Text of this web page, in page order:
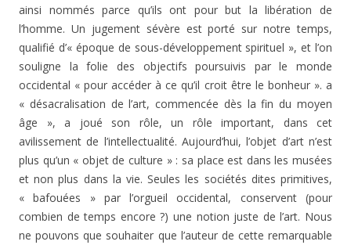
ainsi nommés parce qu’ils ont pour but la libération de
l’homme. Un jugement sévère est porté sur notre temps,
qualifié d’« époque de sous-développement spirituel », et l’on
souligne la folie des objectifs poursuivis par le monde
occidental « pour accéder à ce qu’il croit être le bonheur ». a
« désacralisation de l’art, commencée dès la fin du moyen
âge », a joué son rôle, un rôle important, dans cet
avilissement de l’intellectualité. Aujourd’hui, l’objet d’art n’est
plus qu’un « objet de culture » : sa place est dans les musées
et non plus dans la vie. Seules les sociétés dites primitives,
« bafouées » par l’orgueil occidental, conservent (pour
combien de temps encore ?) une notion juste de l’art. Nous
ne pouvons que souhaiter que l’auteur de cette remarquable